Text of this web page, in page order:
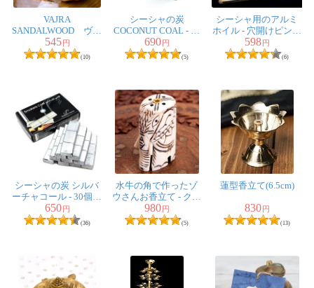
★★★★★ニシマキ様
火をつけて揮発する香りを楽しむのがお香なので涼しい
香です。メンソール系のサイプレスとかミントなんかの
香料をうまくブレンドしてあるんだと思います、特定の
どの植物とかの香りひとつだけではありません。暑い夏
の日にぴったりです。
★★★★★宇都宮の田様
したが、これは評判どおりヒマラヤの清々しさが漂うと
てもいい香りです。お薦めです。
VAJRA
SANDALWOOD ヴァ
ジュラ・サンダルウ
ッド ロープ香
545円
(10)
シーシャの炭
COCONUT COAL - 30
個入り 樹脂香・レ
ジン香にもオススメ
690円
(5)
シーシャ用のアルミ
ホイル - 穴開けピン入
り
598円
(6)
シーシャの炭 シルバ
ーチャコール - 30個入
り 樹脂香・レジン
香にもオススメ
650円
(36)
水牛の角で作ったゾ
ウさんお香立て - クリ
ーム
980円
(5)
蓮型香立て(6.5cm)
830円
(13)